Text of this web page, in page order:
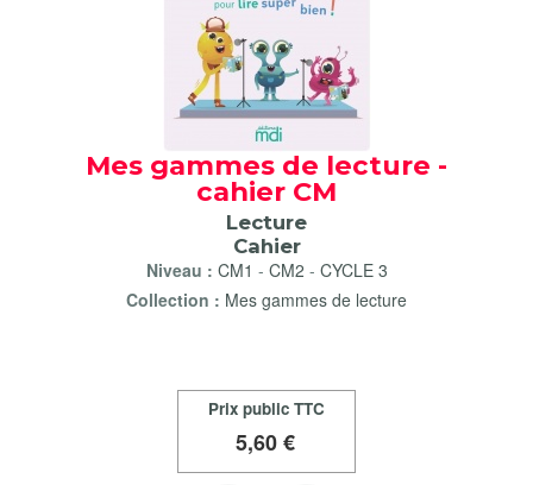
Mes gammes de lecture -
cahier CM
Lecture
Cahier
Niveau : CM1 - CM2 - CYCLE 3
Collection : Mes gammes de lecture
Prix public TTC
5,60 €